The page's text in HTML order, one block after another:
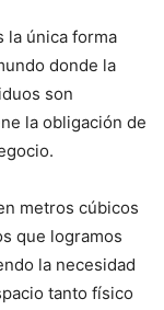
la única forma
donde la
son
la obligación de
metros cúbicos
que logramos
la necesidad
tanto físico